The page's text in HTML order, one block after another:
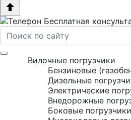
Бесплатная
Вилочные погрузчики
Бензиновые
Дизельные
Электрические
Внедорожные
Боковые погрузчики